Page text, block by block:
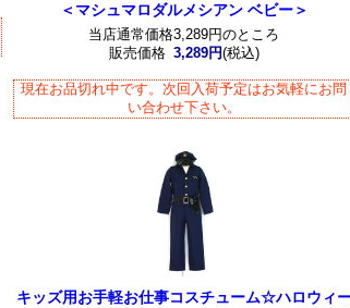
＜マシュマロダルメシアン ベビー＞
当店通常価格3,289円のところ
販売価格 3,289円(税込)
現在お品切れ中です。次回入荷予定はお気軽にお問
い合わせ下さい。
キッズ用お手軽お仕事コスチューム☆ハロウィ